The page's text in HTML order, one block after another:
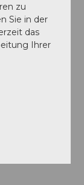
zu
Sie in der
das
Ihrer